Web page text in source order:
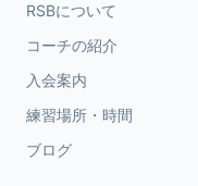
RSBについて
コーチの紹介
入会案内
練習場所・時間
ブログ